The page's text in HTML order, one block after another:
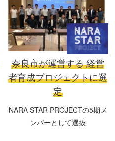
奈良市が運営する経営
者育成プロジェクトに選
定
NARA STAR PROJECTの5期メ
ンバーとして選抜